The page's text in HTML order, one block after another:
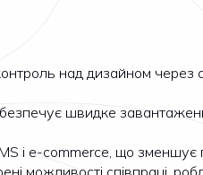
над дизайном через
швидке
і e-commerce, що зменшує
можливості співпраці,